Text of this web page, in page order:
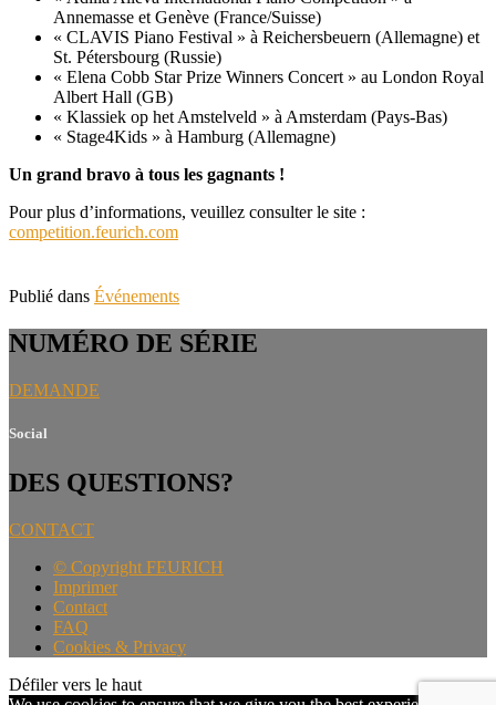
Annemasse et Genève (France/Suisse)
« CLAVIS Piano Festival » à Reichersbeuern (Allemagne) et
St. Pétersbourg (Russie)
« Elena Cobb Star Prize Winners Concert » au London Royal
Albert Hall (GB)
« Klassiek op het Amstelveld » à Amsterdam (Pays-Bas)
« Stage4Kids » à Hamburg (Allemagne)
Un grand bravo à tous les gagnants !
Pour plus d’informations, veuillez consulter le site :
competition.feurich.com
Publié dans Événements
NUMÉRO DE SÉRIE
DEMANDE
Social
DES QUESTIONS?
CONTACT
© Copyright FEURICH
Imprimer
Contact
FAQ
Cookies & Privacy
Défiler vers le haut